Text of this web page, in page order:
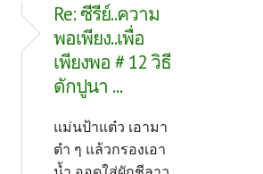
Re: ซีรีย์..ความ
พอเพียง..เพื่อ
เพียงพอ # 12 วิธี
ดักปูนา ...
แม่นป้าแต๋ว เอามา
ตำ ๆ แล้วกรองเอา